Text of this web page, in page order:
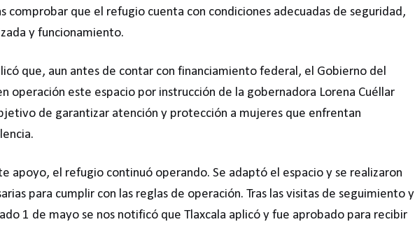
comprobar que el refugio cuenta con condiciones adecuadas de seguridad,
y funcionamiento.
que, aun antes de contar con financiamiento federal, el Gobierno del
operación este espacio por instrucción de la gobernadora Lorena Cuéllar
de garantizar atención y protección a mujeres que enfrentan
apoyo, el refugio continuó operando. Se adaptó el espacio y se realizaron
para cumplir con las reglas de operación. Tras las visitas de seguimiento y
1 de mayo se nos notificó que Tlaxcala aplicó y fue aprobado para recibir